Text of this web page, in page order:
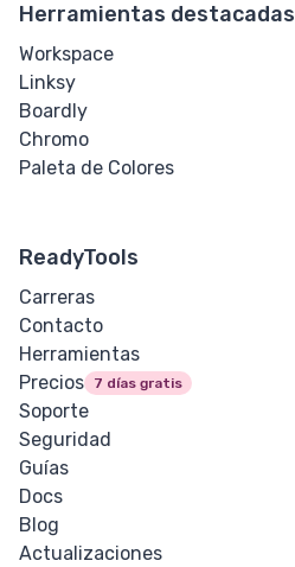
Herramientas destacadas
Workspace
Linksy
Boardly
Chromo
Paleta de Colores
ReadyTools
Carreras
Contacto
Herramientas
Precios
7 días gratis
Soporte
Seguridad
Guías
Docs
Blog
Actualizaciones